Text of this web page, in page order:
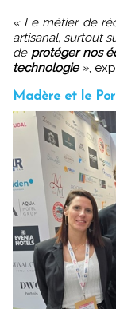
« Le métier de
artisanal, surtout
de protéger nos
technologie» ,
Madère et le